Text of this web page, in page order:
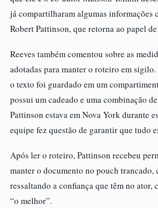
já compartilharam algumas informações
Robert Pattinson, que retorna ao papel
Reeves também comentou sobre as
adotadas para manter o roteiro em
o texto foi guardado em um
possui um cadeado e uma combinação
Pattinson estava em Nova York durante
equipe fez questão de garantir que tudo
Após ler o roteiro, Pattinson recebeu
manter o documento no pouch trancado,
ressaltando a confiança que têm no ator,
“o melhor”.